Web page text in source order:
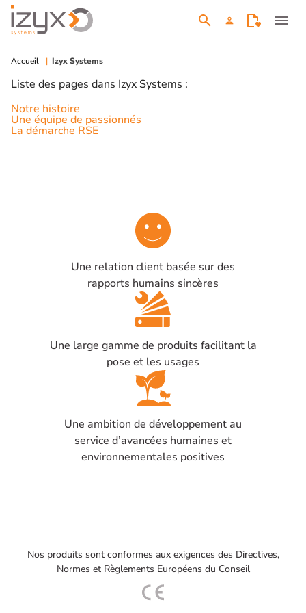
search person menu
Accueil Izyx Systems
Liste des pages dans Izyx Systems :
Notre histoire
Une équipe de passionnés
La démarche RSE
Une relation client basée sur des
rapports humains sincères
Une large gamme de produits facilitant la
pose et les usages
Une ambition de développement au
service d’avancées humaines et
environnementales positives
Nos produits sont conformes aux exigences des Directives,
Normes et Règlements Européens du Conseil